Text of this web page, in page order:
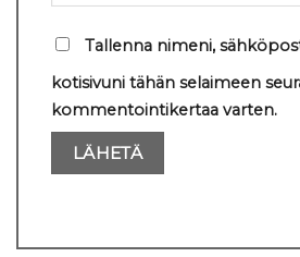
Tallenna nimeni,
kotisivuni tähän selaimeen
kommentointikertaa varten.